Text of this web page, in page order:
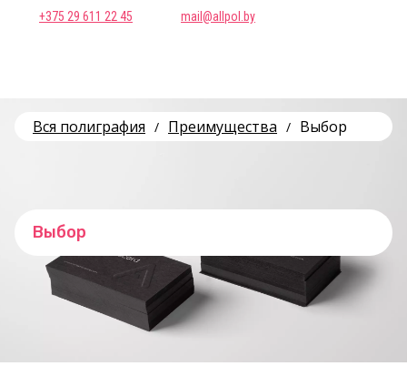
+375 29 611 22 45 mail@allpol.by
Вся полиграфия / Преимущества / Выбор
Выбор